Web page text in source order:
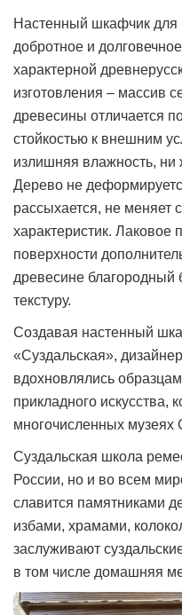
Настенный шкафчик для
добротное и
характерной
изготовления – массив
древесины отличается
стойкостью к внешним
излишняя влажность, ни
Дерево не
рассыхается, не меняет
характеристик. Лаковое
поверхности
древесине благородный
текстуру.
Создавая настенный
«Суздальская»,
вдохновлялись
прикладного искусства,
многочисленных музеях
Суздальская школа
России, но и во всем
славится памятниками
избами, храмами,
заслуживают
в том числе домашняя